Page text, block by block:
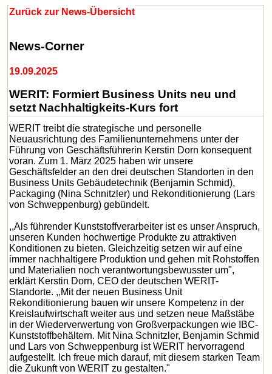
Zurück zur News-Übersicht
News-Corner
19.09.2025
WERIT: Formiert Business Units neu und
setzt Nachhaltigkeits-Kurs fort
WERIT treibt die strategische und personelle
Neuausrichtung des Familienunternehmens unter der
Führung von Geschäftsführerin Kerstin Dorn konsequent
voran. Zum 1. März 2025 haben wir unsere
Geschäftsfelder an den drei deutschen Standorten in den
Business Units Gebäudetechnik (Benjamin Schmid),
Packaging (Nina Schnitzler) und Rekonditionierung (Lars
von Schweppenburg) gebündelt.
,,Als führender Kunststoffverarbeiter ist es unser Anspruch,
unseren Kunden hochwertige Produkte zu attraktiven
Konditionen zu bieten. Gleichzeitig setzen wir auf eine
immer nachhaltigere Produktion und gehen mit Rohstoffen
und Materialien noch verantwortungsbewusster um",
erklärt Kerstin Dorn, CEO der deutschen WERIT-
Standorte. ,,Mit der neuen Business Unit
Rekonditionierung bauen wir unsere Kompetenz in der
Kreislaufwirtschaft weiter aus und setzen neue Maßstäbe
in der Wiederverwertung von Großverpackungen wie IBC-
Kunststoffbehältern. Mit Nina Schnitzler, Benjamin Schmid
und Lars von Schweppenburg ist WERIT hervorragend
aufgestellt. Ich freue mich darauf, mit diesem starken Team
die Zukunft von WERIT zu gestalten."